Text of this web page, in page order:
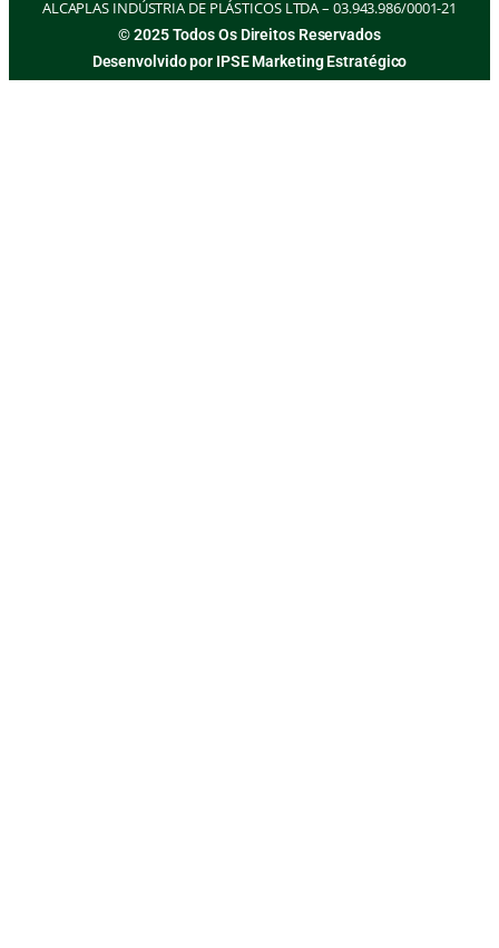
ALCAPLAS INDÚSTRIA DE PLÁSTICOS LTDA – 03.943.986/0001-21
© 2025 Todos Os Direitos Reservados
Desenvolvido por IPSE Marketing Estratégico